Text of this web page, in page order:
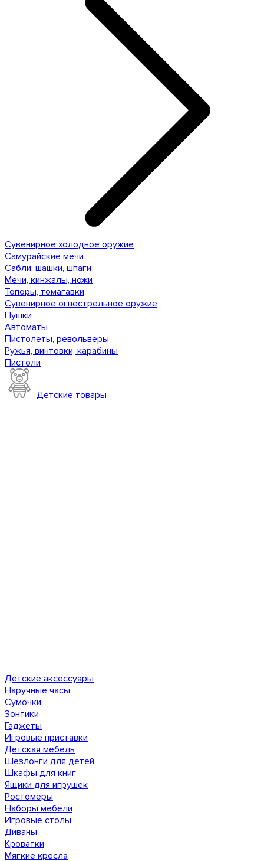
Сувенирное холодное оружие
Самурайские мечи
Сабли, шашки, шпаги
Мечи, кинжалы, ножи
Топоры, томагавки
Сувенирное огнестрельное оружие
Пушки
Автоматы
Пистолеты, револьверы
Ружья, винтовки, карабины
Пистоли
Детские товары
Детские аксессуары
Наручные часы
Сумочки
Зонтики
Гаджеты
Игровые приставки
Детская мебель
Шезлонги для детей
Шкафы для книг
Ящики для игрушек
Ростомеры
Наборы мебели
Игровые столы
Диваны
Кроватки
Мягкие кресла